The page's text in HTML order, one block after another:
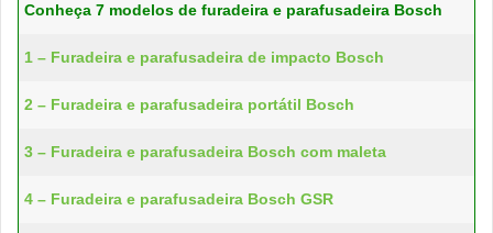
Conheça 7 modelos de furadeira e parafusadeira Bosch
1 – Furadeira e parafusadeira de impacto Bosch
2 – Furadeira e parafusadeira portátil Bosch
3 – Furadeira e parafusadeira Bosch com maleta
4 – Furadeira e parafusadeira Bosch GSR